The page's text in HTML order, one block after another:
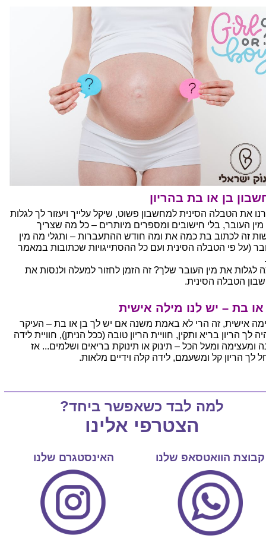
בן או בת בהריון
את הטבלה הסינית למחשבון פשוט, שיקל עלייך ויעזור לך לגלות
העובר, בלי חישובים ומספרים מיותרים – כל מה שצריך
זה לכתוב בת כמה את ומה חודש ההתעברות – ותגלי מה מין
(על פי הטבלה הסינית ועם כל ההסתייגויות שכתובות במאמר
לגלות את מין העובר שלך? זה הזמן לחזור למעלה ולנסות את
הטבלה הסינית.
או בת – יש לנו מילה אישית
אישית, זה הרי לא באמת משנה אם יש לך בן או בת – העיקר
לך הריון בריא ותקין, חוויית הריון טובה (ככל הניתן), חוויית לידה
ומעצימה ומעל הכל – תינוק או תינוקת בריאים ושלמים... אז
לך הריון קל ומשעמם, לידה קלה וידיים מלאות.
למה לבד כשאפשר ביחד?
הצטרפי אלינו
קבוצת הוואטסאפ שלנו האינסטגרם שלנו